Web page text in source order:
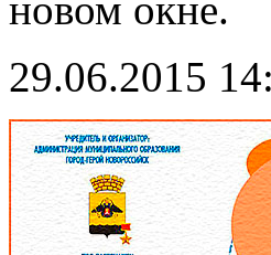
29.06.2015